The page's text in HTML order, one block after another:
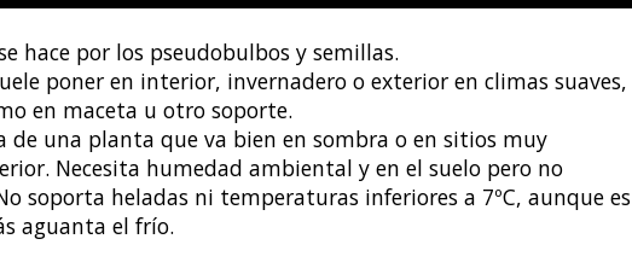
hace por los pseudobulbos y semillas.
poner en interior, invernadero o exterior en climas suaves,
en maceta u otro soporte.
de una planta que va bien en sombra o en sitios muy
Necesita humedad ambiental y en el suelo pero no
soporta heladas ni temperaturas inferiores a 7ºC, aunque es
aguanta el frío.